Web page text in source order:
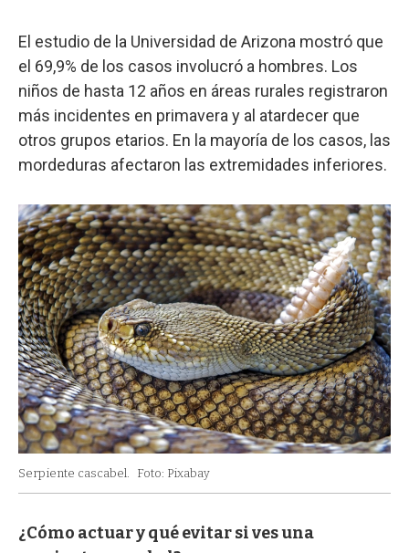
El estudio de la Universidad de Arizona mostró que
el 69,9% de los casos involucró a hombres. Los
niños de hasta 12 años en áreas rurales registraron
más incidentes en primavera y al atardecer que
otros grupos etarios. En la mayoría de los casos, las
mordeduras afectaron las extremidades inferiores.
Serpiente cascabel. Foto: Pixabay
¿Cómo actuar y qué evitar si ves una